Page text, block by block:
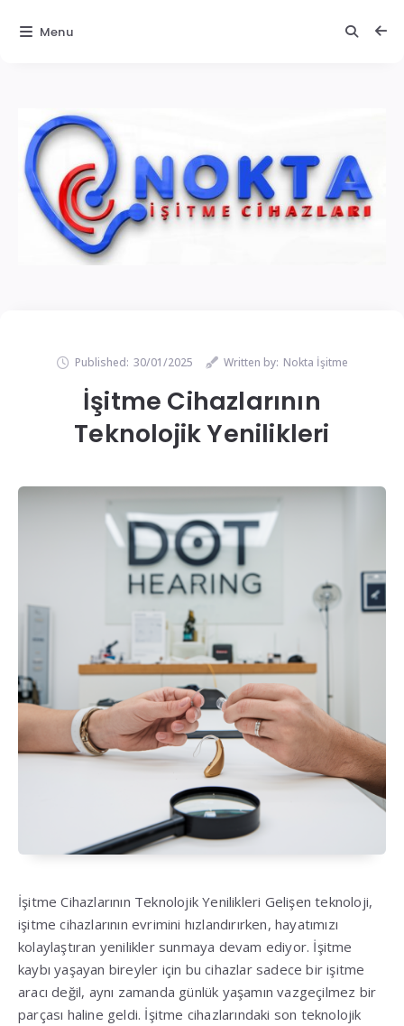
Published: 30/01/2025 Written by: Nokta İşitme
İşitme Cihazlarının
Teknolojik Yenilikleri
İşitme Cihazlarının Teknolojik Yenilikleri Gelişen teknoloji,
işitme cihazlarının evrimini hızlandırırken, hayatımızı
kolaylaştıran yenilikler sunmaya devam ediyor. İşitme
kaybı yaşayan bireyler için bu cihazlar sadece bir işitme
aracı değil, aynı zamanda günlük yaşamın vazgeçilmez bir
parçası haline geldi. İşitme cihazlarındaki son teknolojik
Menu